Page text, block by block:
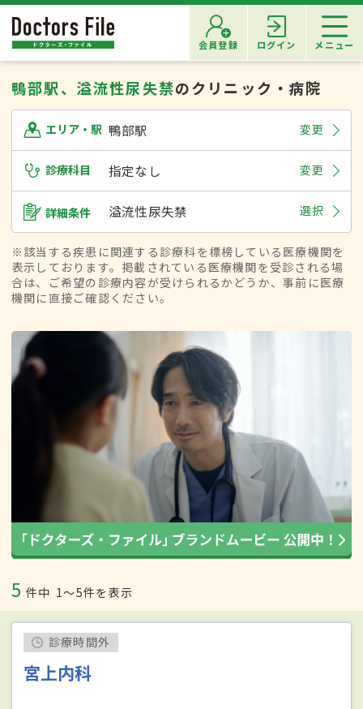
会員登録 ログイン メニュー
鴨部駅、溢流性尿失禁のクリニック・病院
エリア・駅 鴨部駅 変更
診療科目 指定なし 変更
詳細条件 溢流性尿失禁 選択
※該当する疾患に関連する診療科を標榜している医療機関を
表示しております。掲載されている医療機関を受診される場
合は、ご希望の診療内容が受けられるかどうか、事前に医療
機関に直接ご確認ください。
5 件中 1〜5件を表示
診療時間外
宮上内科